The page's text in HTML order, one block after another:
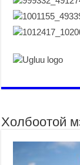
Холбоотой